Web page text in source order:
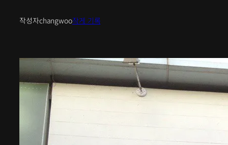
작성자changwoo작게 기록